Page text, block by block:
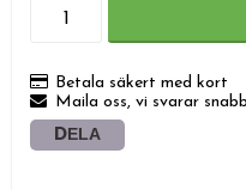
Betala säkert med kort
Maila oss, vi svarar
DELA